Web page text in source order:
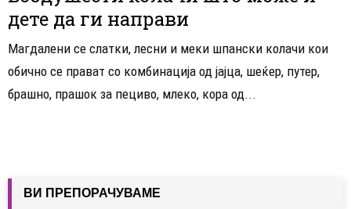
дете да ги направи
Магдалени се слатки, лесни и меки шпански колачи кои
обично се прават со комбинација од јајца, шеќер, путер,
брашно, прашок за пециво, млеко, кора од...
ВИ ПРЕПОРАЧУВАМЕ